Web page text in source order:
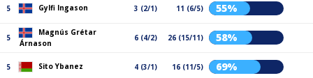
5 Gylfi Ingason 3 (2/1) 11 (6/5) 55%
5
Magnús Grétar
Árnason
6 (4/2) 26 (15/11) 58%
5 Sito Ybanez 4 (3/1) 16 (11/5) 69%